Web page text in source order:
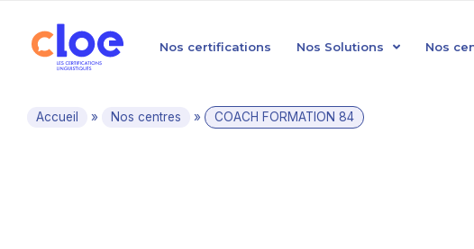
Nos certifications Nos Solutions Nos
Accueil » Nos centres » COACH FORMATION 84